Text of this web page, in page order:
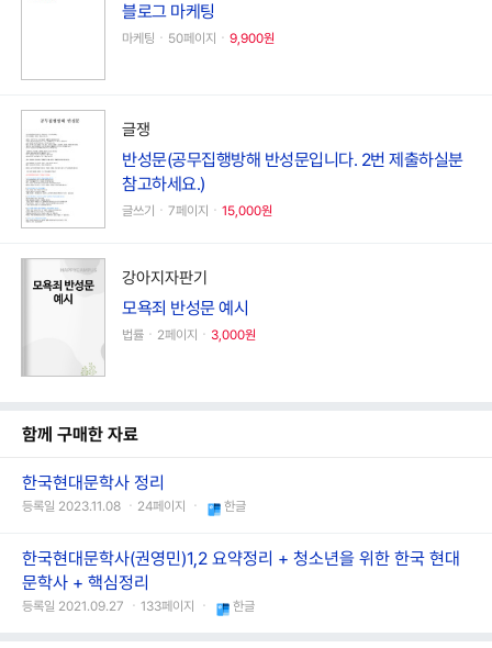
블로그 마케팅
마케팅ㆍ50페이지ㆍ 9,900원
글쟁
반성문(공무집행방해 반성문입니다. 2번 제출하실분
참고하세요.)
글쓰기ㆍ7페이지ㆍ 15,000원
강아지자판기
모욕죄 반성문 예시
법률ㆍ2페이지ㆍ 3,000원
함께 구매한 자료
한국현대문학사 정리
등록일 2023.11.08 ㆍ24페이지 ㆍ 한글
한국현대문학사(권영민)1,2 요약정리 + 청소년을 위한 한국 현대
문학사 + 핵심정리
등록일 2021.09.27 ㆍ133페이지 ㆍ 한글